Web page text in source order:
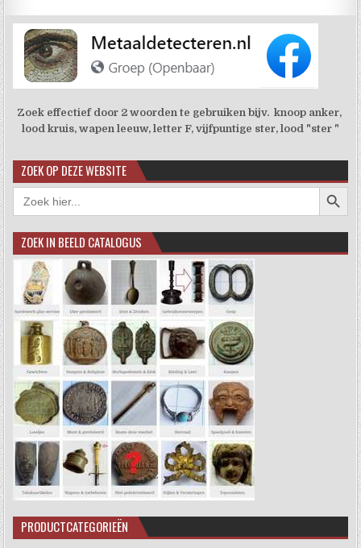
Zoek effectief door 2 woorden te gebruiken bijv. knoop anker,
lood kruis, wapen leeuw, letter F, vijfpuntige ster, lood "ster "
ZOEK OP DEZE WEBSITE
Zoek
naar:
ZOEK IN BEELD CATALOGUS
PRODUCTCATEGORIEËN